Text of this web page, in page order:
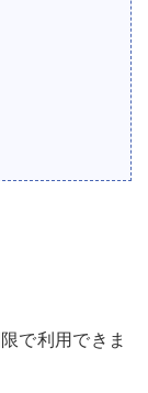
で利用できま